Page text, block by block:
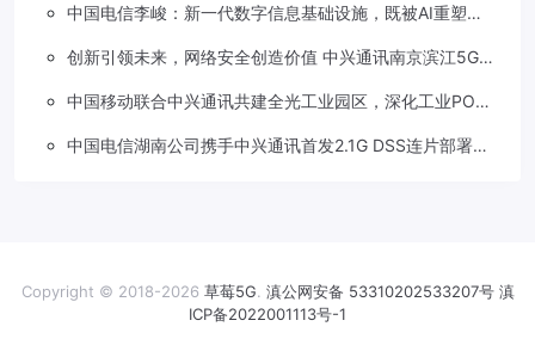
中国电信李峻：新一代数字信息基础设施，既被AI重塑，
创新引领未来，网络安全创造价值 中兴通讯南京滨江5G工
中国移动联合中兴通讯共建全光工业园区，深化工业PON
中国电信湖南公司携手中兴通讯首发2.1G DSS连片部署助
Copyright © 2018-2026 草莓5G. 滇公网安备 53310202533207号 滇
ICP备2022001113号-1